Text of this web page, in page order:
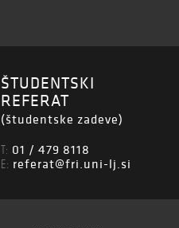
ŠTUDENTSKI
REFERAT
(študentske zadeve)
T: 01 / 479 8118
E: referat@fri.uni-lj.si